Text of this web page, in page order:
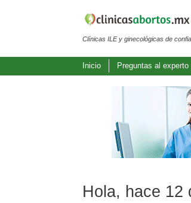
Clínicas ILE y ginecológicas de
Inicio Preguntas al experto
Hola, hace 12